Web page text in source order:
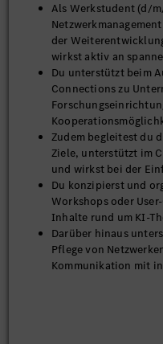
Als Werkstudent (d/
der
wirkst aktiv an
Du unterstützt beim
Connections zu
Zudem begleitest du
Ziele, unterstützt im
und wirkst bei der
Du konzipierst und
Workshops oder
Inhalte rund um KI-
Darüber hinaus
Pflege von
Kommunikation mit